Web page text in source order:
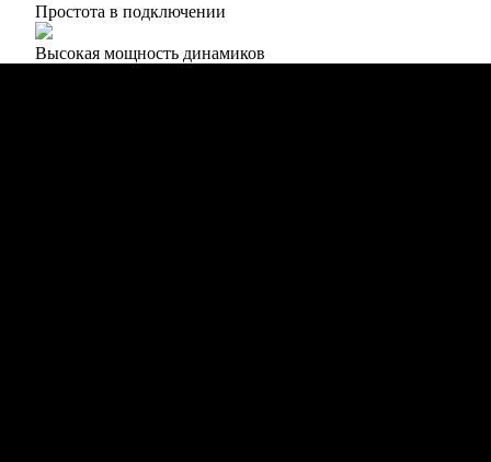
Простота в подключении
Высокая мощность динамиков